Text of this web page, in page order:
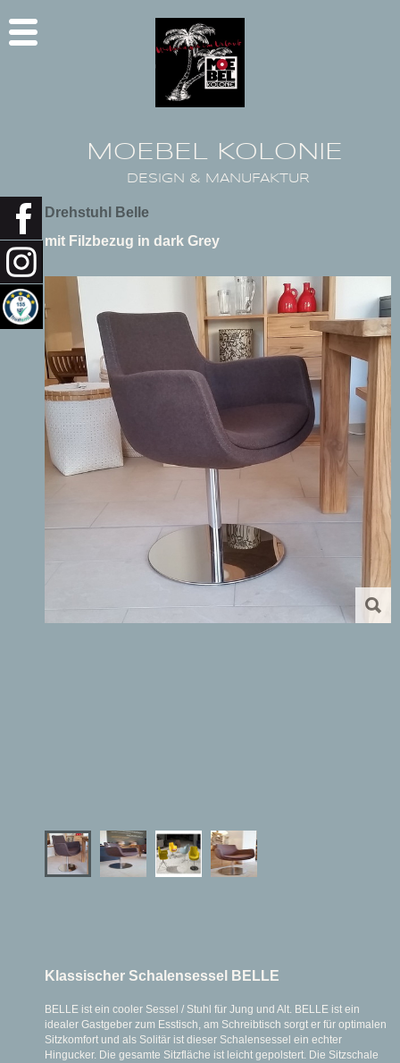
MOEBEL KOLONIE
DESIGN & MANUFAKTUR
Drehstuhl Belle
mit Filzbezug in dark Grey
Klassischer Schalensessel BELLE
BELLE ist ein cooler Sessel / Stuhl für Jung und Alt. BELLE ist ein
idealer Gastgeber zum Esstisch, am Schreibtisch sorgt er für optimalen
Sitzkomfort und als Solitär ist dieser Schalensessel ein echter
Hingucker. Die gesamte Sitzfläche ist leicht gepolstert. Die Sitzschale